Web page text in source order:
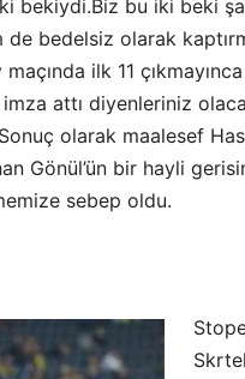
bekiydi.Biz bu iki beki
bedelsiz olarak
ilk 11 çıkmayınca
attı diyenleriniz
olarak maalesef
Gönül’ün bir hayli
sebep oldu.